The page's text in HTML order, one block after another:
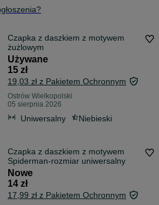
Czapka z daszkiem z motywem
żużlowym
Używane
15 zł
19,03 zł z Pakietem Ochronnym
Ostrów Wielkopolski
05 sierpnia 2026
Uniwersalny Niebieski
Czapka z daszkiem z motywem
Spiderman-rozmiar uniwersalny
Nowe
14 zł
17,99 zł z Pakietem Ochronnym